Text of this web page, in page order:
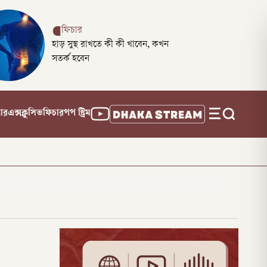
ফিচার
হাড় সুস্থ রাখতে কী কী খাবেন, কখন
সতর্ক হবেন
এক্সক্লুসিভফিচারপপ স্ট্রিম